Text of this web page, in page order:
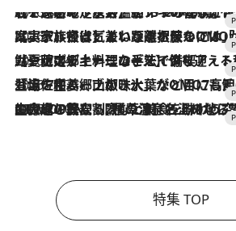
2026.8.7
【トンボの足水浴】ヒノキの香りに包まれて涼感マックス！約13℃の湧水かけ流しを避暑地「星野温泉 トンボの湯」で体験
2026.7.31
【ホテル帰省】という選択肢をOMOが提案。家族とほどよい距離を保つには「昼は実家、夜は気兼ねなくホテルで！」
2026.7.24
【夏限定ディナーコース】旬を迎える稚鮎や花ズッキーニなどをイタリア・トスカーナの郷土料理の手法で満喫！
2026.7.17
「土佐和ハーブかき氷」がOMO7高知に登場！生姜、山椒、大葉など目にも舌にも涼を呼ぶ郷土の味
2026.7.10
NEW OPEN！【界 草津】名湯の地に誕生。趣の異なる2種の温泉と上州ならではの会席・蕎麦割烹など美食を味わう究極の癒やし旅
特集 TOP